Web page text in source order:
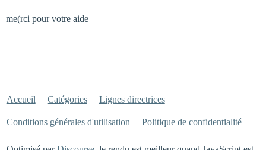
me(rci pour votre aide
Accueil Catégories Lignes directrices
Conditions générales d'utilisation Politique de confidentialité